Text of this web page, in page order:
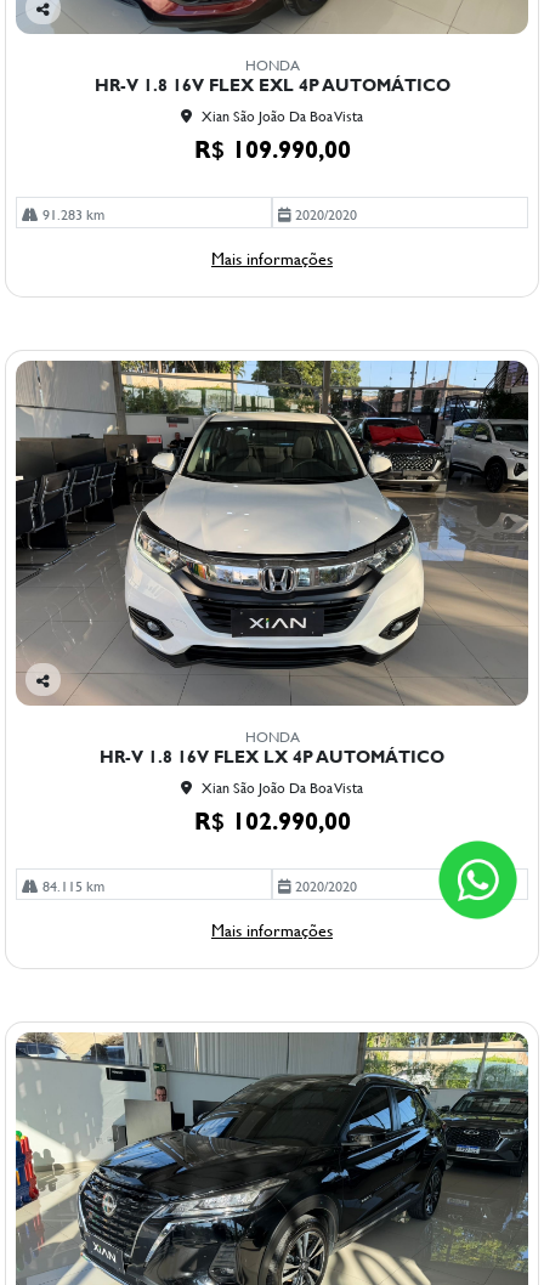
Co
HONDA
HR-V 1.8 16V FLEX EXL 4P AUTOMÁTICO
Xian São João Da Boa Vista
R$ 109.990,00
91.283 km 2020/2020
Mais informações
Co
HONDA
HR-V 1.8 16V FLEX LX 4P AUTOMÁTICO
Xian São João Da Boa Vista
R$ 102.990,00
84.115 km 2020/2020
Mais informações